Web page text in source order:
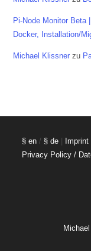
Pi-Node Monitor Beta
Docker, Installation/
Michael Klissner zu
§ en / § de | Imprint
Privacy Policy /